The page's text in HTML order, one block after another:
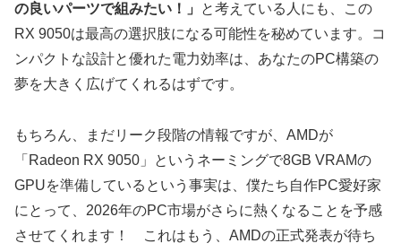
の良いパーツで組みたい！」
と考えている人にも、この
RX 9050は最高の選択肢になる可能性を秘めています。コ
ンパクトな設計と優れた電力効率は、あなたのPC構築の
夢を大きく広げてくれるはずです。
もちろん、まだリーク段階の情報ですが、AMDが
「Radeon RX 9050」というネーミングで8GB VRAMの
GPUを準備しているという事実は、僕たち自作PC愛好家
にとって、2026年のPC市場がさらに熱くなることを予感
させてくれます！ これはもう、AMDの正式発表が待ち